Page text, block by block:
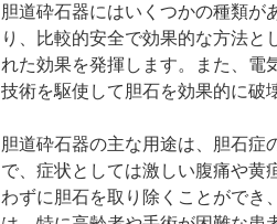
胆道砕石器にはいくつかの種類が
り、比較的安全で効果的な方法
れた効果を発揮します。また、電
技術を駆使して胆石を効果的に破
胆道砕石器の主な用途は、胆石症
で、症状としては激しい腹痛や黄
わずに胆石を取り除くことができ